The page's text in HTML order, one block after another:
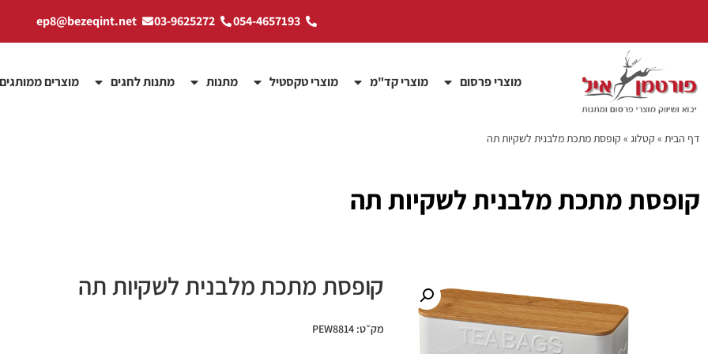
054-4657193
03-9625272
ep8@bezeqint.net
מוצרי פרסום מוצרי קד"מ מוצרי טקסטיל מתנות מתנות לחגים מוצרים ממותגים
דף הבית » קטלוג » קופסת מתכת מלבנית לשקיות תה
קופסת מתכת מלבנית לשקיות תה
קופסת מתכת מלבנית לשקיות תה
מק״ט: PEW8814